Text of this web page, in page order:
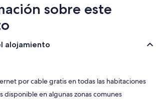
sobre este
alojamiento
por cable gratis en todas las habitaciones
disponible en algunas zonas comunes